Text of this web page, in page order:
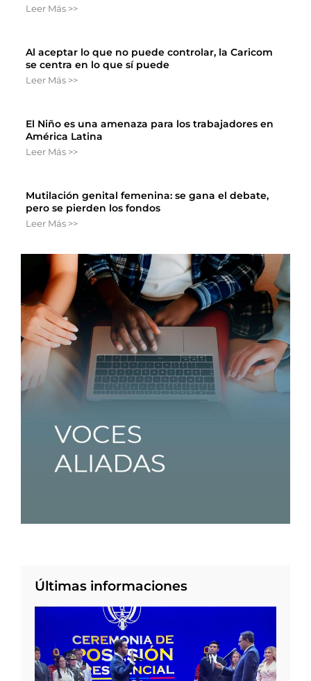
Leer Más >>
Al aceptar lo que no puede controlar, la Caricom
se centra en lo que sí puede
Leer Más >>
El Niño es una amenaza para los trabajadores en
América Latina
Leer Más >>
Mutilación genital femenina: se gana el debate,
pero se pierden los fondos
Leer Más >>
Últimas informaciones